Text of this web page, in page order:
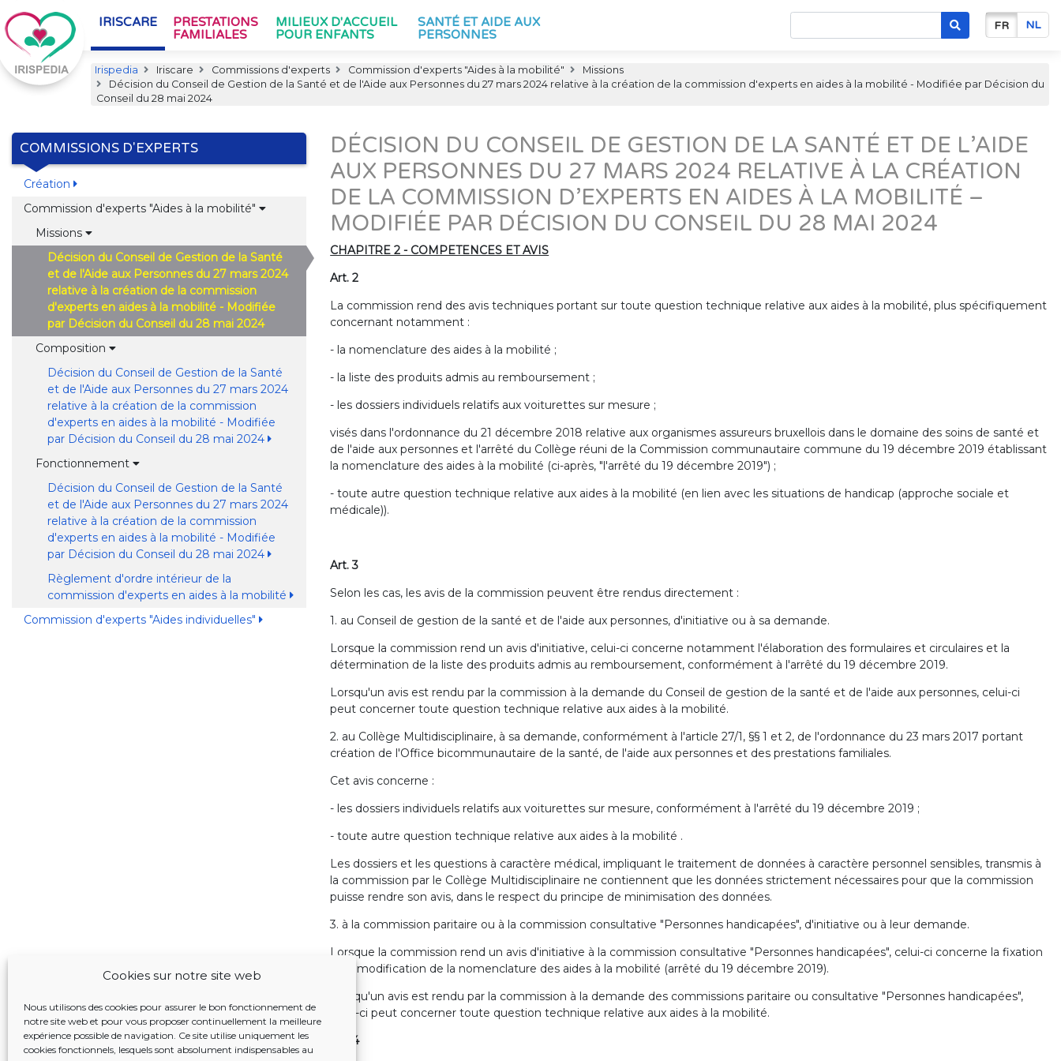
Cookies sur notre site web
Nous utilisons des cookies pour assurer le bon fonctionnement de
notre site web et pour vous proposer continuellement la meilleure
expérience possible de navigation. Ce site utilise uniquement les
cookies fonctionnels, lesquels sont absolument indispensables au
IRISCARE
PRESTATIONS
FAMILIALES
MILIEUX D'ACCUEIL
POUR ENFANTS
SANTÉ ET AIDE AUX
PERSONNES
FR NL
Irispedia Iriscare Commissions d'experts Commission d'experts "Aides à la mobilité"
Missions
Décision du Conseil de Gestion de la Santé et de l'Aide aux Personnes du 27 mars 2024 relative à la création de la commission d'experts en aides à la mobilité - Modifiée par Décision du
Conseil du 28 mai 2024
COMMISSIONS D'EXPERTS
Création
Commission d'experts "Aides à la mobilité"
Missions
Décision du Conseil de Gestion de la Santé
et de l'Aide aux Personnes du 27 mars 2024
relative à la création de la commission
d'experts en aides à la mobilité - Modifiée
par Décision du Conseil du 28 mai 2024
Composition
Décision du Conseil de Gestion de la Santé
et de l'Aide aux Personnes du 27 mars 2024
relative à la création de la commission
d'experts en aides à la mobilité - Modifiée
par Décision du Conseil du 28 mai 2024
Fonctionnement
Décision du Conseil de Gestion de la Santé
et de l'Aide aux Personnes du 27 mars 2024
relative à la création de la commission
d'experts en aides à la mobilité - Modifiée
par Décision du Conseil du 28 mai 2024
Règlement d'ordre intérieur de la
commission d'experts en aides à la mobilité
Commission d'experts "Aides individuelles"
DÉCISION DU CONSEIL DE GESTION DE LA SANTÉ ET DE L’AIDE
AUX PERSONNES DU 27 MARS 2024 RELATIVE À LA CRÉATION
DE LA COMMISSION D’EXPERTS EN AIDES À LA MOBILITÉ –
MODIFIÉE PAR DÉCISION DU CONSEIL DU 28 MAI 2024
CHAPITRE 2 - COMPETENCES ET AVIS
Art. 2
La commission rend des avis techniques portant sur toute question technique relative aux aides à la mobilité, plus spécifiquement
concernant notamment :
- la nomenclature des aides à la mobilité ;
- la liste des produits admis au remboursement ;
- les dossiers individuels relatifs aux voiturettes sur mesure ;
visés dans l'ordonnance du 21 décembre 2018 relative aux organismes assureurs bruxellois dans le domaine des soins de santé et
de l'aide aux personnes et l'arrêté du Collège réuni de la Commission communautaire commune du 19 décembre 2019 établissant
la nomenclature des aides à la mobilité (ci-après, "l'arrêté du 19 décembre 2019") ;
- toute autre question technique relative aux aides à la mobilité (en lien avec les situations de handicap (approche sociale et
médicale)).
Art. 3
Selon les cas, les avis de la commission peuvent être rendus directement :
1. au Conseil de gestion de la santé et de l'aide aux personnes, d'initiative ou à sa demande.
Lorsque la commission rend un avis d'initiative, celui-ci concerne notamment l'élaboration des formulaires et circulaires et la
détermination de la liste des produits admis au remboursement, conformément à l'arrêté du 19 décembre 2019.
Lorsqu'un avis est rendu par la commission à la demande du Conseil de gestion de la santé et de l'aide aux personnes, celui-ci
peut concerner toute question technique relative aux aides à la mobilité.
2. au Collège Multidisciplinaire, à sa demande, conformément à l'article 27/1, §§ 1 et 2, de l'ordonnance du 23 mars 2017 portant
création de l'Office bicommunautaire de la santé, de l'aide aux personnes et des prestations familiales.
Cet avis concerne :
- les dossiers individuels relatifs aux voiturettes sur mesure, conformément à l'arrêté du 19 décembre 2019 ;
- toute autre question technique relative aux aides à la mobilité .
Les dossiers et les questions à caractère médical, impliquant le traitement de données à caractère personnel sensibles, transmis à
la commission par le Collège Multidisciplinaire ne contiennent que les données strictement nécessaires pour que la commission
puisse rendre son avis, dans le respect du principe de minimisation des données.
3. à la commission paritaire ou à la commission consultative "Personnes handicapées", d'initiative ou à leur demande.
Lorsque la commission rend un avis d'initiative à la commission consultative "Personnes handicapées", celui-ci concerne la fixation
et la modification de la nomenclature des aides à la mobilité (arrêté du 19 décembre 2019).
Lorsqu'un avis est rendu par la commission à la demande des commissions paritaire ou consultative "Personnes handicapées",
celui-ci peut concerner toute question technique relative aux aides à la mobilité.
Art. 4